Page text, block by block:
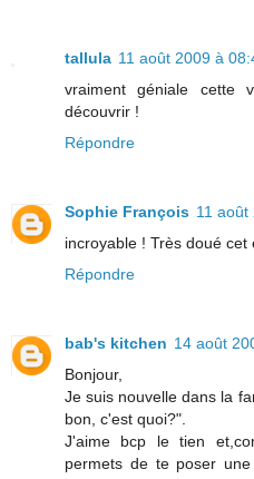
tallula 11 août 2009 à
vraiment géniale cette
découvrir !
Répondre
Sophie François 11 août
incroyable ! Très doué cet
Répondre
bab's kitchen 14 août
Bonjour,
Je suis nouvelle dans la
bon, c'est quoi?".
J'aime bcp le tien
permets de te poser